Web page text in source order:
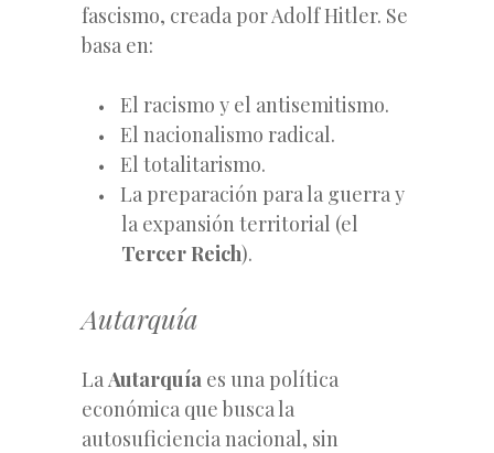
fascismo, creada por Adolf Hitler. Se
basa en:
El racismo y el antisemitismo.
El nacionalismo radical.
El totalitarismo.
La preparación para la guerra y
la expansión territorial (el
Tercer Reich).
Autarquía
LaAutarquía es una política
económica que busca la
autosuficiencia nacional, sin